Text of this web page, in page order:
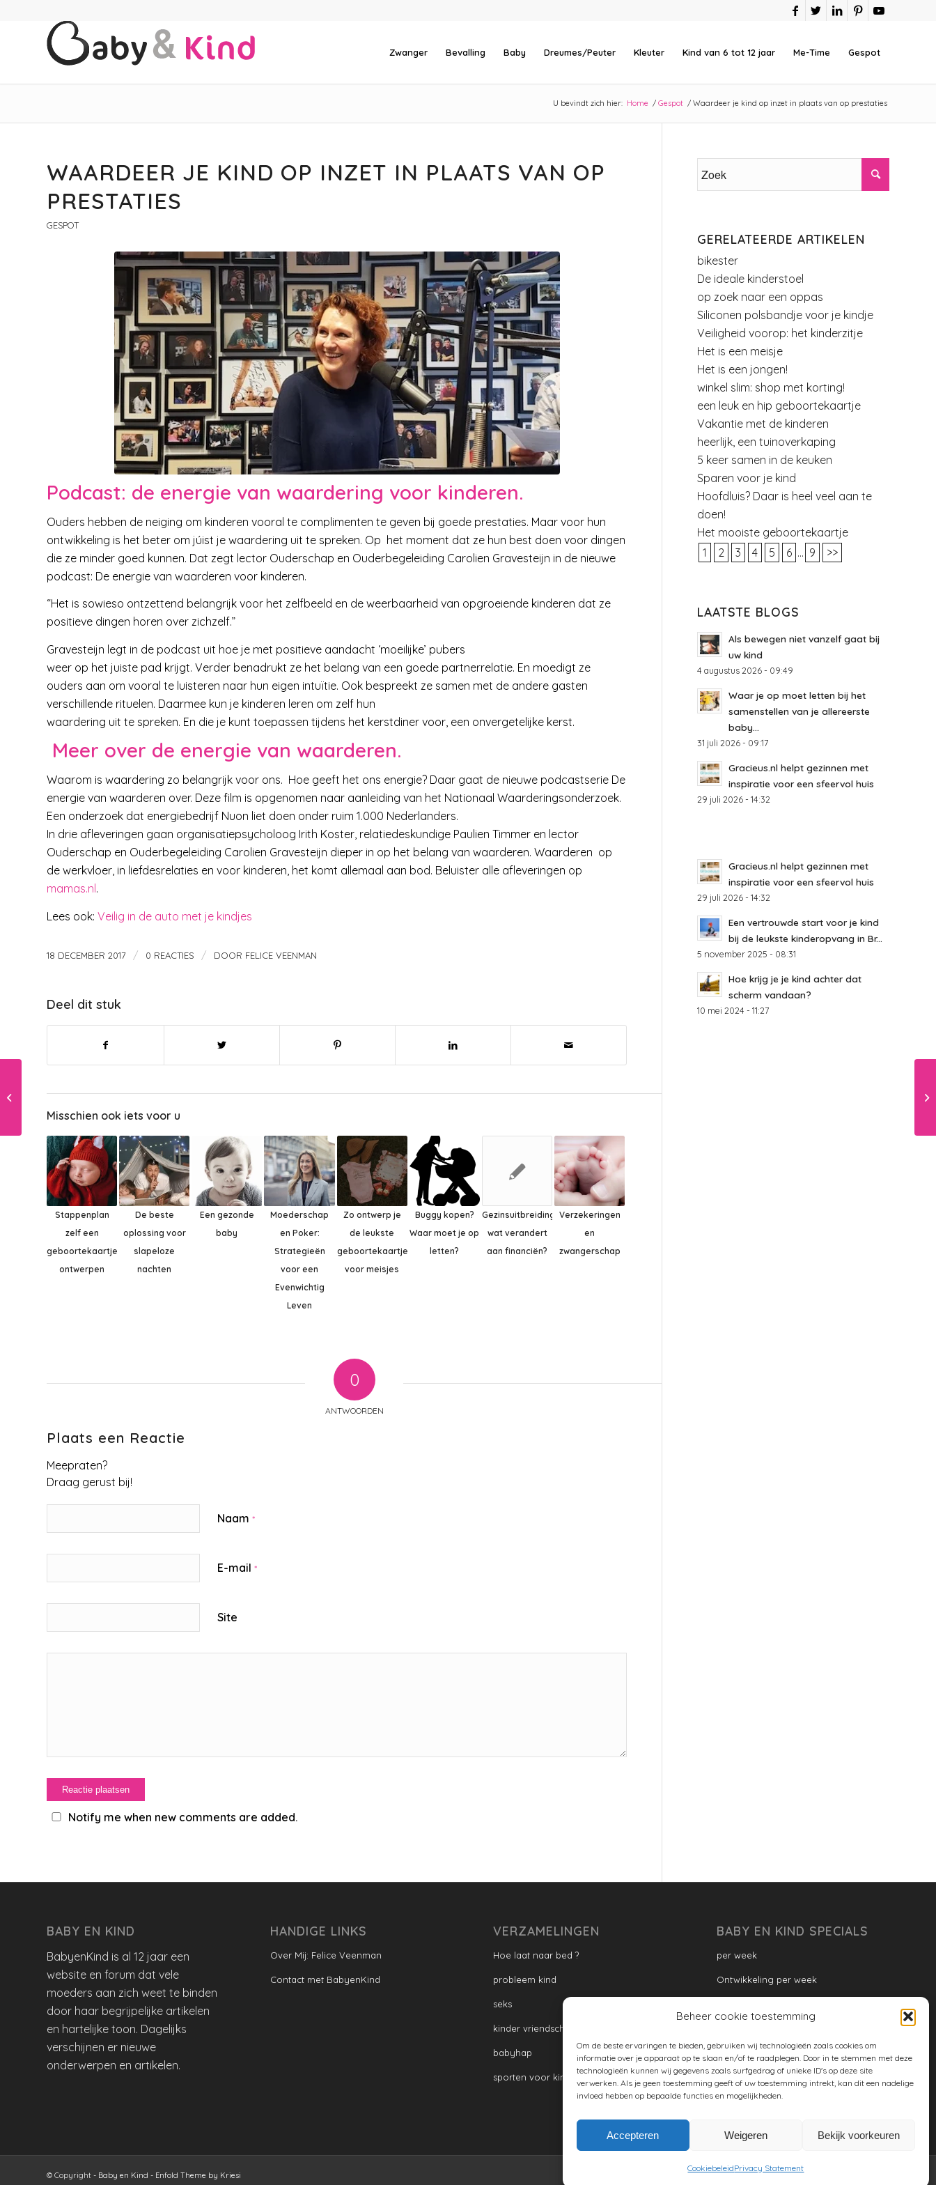
Beheer cookie toestemming
Om de beste ervaringen te bieden, gebruiken wij technologieën zoals cookies om
informatie over je apparaat op te slaan en/of te raadplegen. Door in te stemmen met deze
technologieën kunnen wij gegevens zoals surfgedrag of unieke ID's op deze site
verwerken. Als je geen toestemming geeft of uw toestemming intrekt, kan dit een nadelige
invloed hebben op bepaalde functies en mogelijkheden.
Accepteren Weigeren Bekijk voorkeuren
CookiebeleidPrivacy Statement
Zwanger Bevalling Baby Dreumes/Peuter Kleuter Kind van 6 tot 12 jaar Me-Time Gespot
U bevindt zich hier: Home / Gespot / Waardeer je kind op inzet in plaats van op prestaties
WAARDEER JE KIND OP INZET IN PLAATS VAN OP
PRESTATIES
GESPOT
Podcast: de energie van waardering voor kinderen.
Ouders hebben de neiging om kinderen vooral te complimenten te geven bij goede prestaties. Maar voor hun
ontwikkeling is het beter om júist je waardering uit te spreken. Op het moment dat ze hun best doen voor dingen
die ze minder goed kunnen. Dat zegt lector Ouderschap en Ouderbegeleiding Carolien Gravesteijn in de nieuwe
podcast: De energie van waarderen voor kinderen.
“Het is sowieso ontzettend belangrijk voor het zelfbeeld en de weerbaarheid van opgroeiende kinderen dat ze
positieve dingen horen over zichzelf.”
Gravesteijn legt in de podcast uit hoe je met positieve aandacht ‘moeilijke’ pubers
weer op het juiste pad krijgt. Verder benadrukt ze het belang van een goede partnerrelatie. En moedigt ze
ouders aan om vooral te luisteren naar hun eigen intuïtie. Ook bespreekt ze samen met de andere gasten
verschillende rituelen. Daarmee kun je kinderen leren om zelf hun
waardering uit te spreken. En die je kunt toepassen tijdens het kerstdiner voor, een onvergetelijke kerst.
Meer over de energie van waarderen.
Waarom is waardering zo belangrijk voor ons. Hoe geeft het ons energie? Daar gaat de nieuwe podcastserie De
energie van waarderen over. Deze film is opgenomen naar aanleiding van het Nationaal Waarderingsonderzoek.
Een onderzoek dat energiebedrijf Nuon liet doen onder ruim 1.000 Nederlanders.
In drie afleveringen gaan organisatiepsycholoog Irith Koster, relatiedeskundige Paulien Timmer en lector
Ouderschap en Ouderbegeleiding Carolien Gravesteijn dieper in op het belang van waarderen. Waarderen op
de werkvloer, in liefdesrelaties en voor kinderen, het komt allemaal aan bod. Beluister alle afleveringen op
mamas.nl.
Lees ook: Veilig in de auto met je kindjes
18 DECEMBER 2017 / 0 REACTIES / DOOR FELICE VEENMAN
Deel dit stuk
Misschien ook iets voor u
Stappenplan
zelf een
geboortekaartje
ontwerpen
De beste
oplossing voor
slapeloze
nachten
Een gezonde
baby
Moederschap
en Poker:
Strategieën
voor een
Evenwichtig
Leven
Zo ontwerp je
de leukste
geboortekaartjes
voor meisjes
Buggy kopen?
Waar moet je op
letten?
Gezinsuitbreiding:
wat verandert
aan financiën?
Verzekeringen
en
zwangerschap
0
ANTWOORDEN
Plaats een Reactie
Meepraten?
Draag gerust bij!
Naam *
E-mail *
Site
Notify me when new comments are added.
GERELATEERDE ARTIKELEN
bikester
De ideale kinderstoel
op zoek naar een oppas
Siliconen polsbandje voor je kindje
Veiligheid voorop: het kinderzitje
Het is een meisje
Het is een jongen!
winkel slim: shop met korting!
een leuk en hip geboortekaartje
Vakantie met de kinderen
heerlijk, een tuinoverkaping
5 keer samen in de keuken
Sparen voor je kind
Hoofdluis? Daar is heel veel aan te
doen!
Het mooiste geboortekaartje
1
2 3 4 5 6 ... 9 >>
LAATSTE BLOGS
Als bewegen niet vanzelf gaat bij
uw kind
4 augustus 2026 - 09:49
Waar je op moet letten bij het
samenstellen van je allereerste
baby...
31 juli 2026 - 09:17
Gracieus.nl helpt gezinnen met
inspiratie voor een sfeervol huis
29 juli 2026 - 14:32
Gracieus.nl helpt gezinnen met
inspiratie voor een sfeervol huis
29 juli 2026 - 14:32
Een vertrouwde start voor je kind
bij de leukste kinderopvang in Br...
5 november 2025 - 08:31
Hoe krijg je je kind achter dat
scherm vandaan?
10 mei 2024 - 11:27
BABY EN KIND
BabyenKind is al 12 jaar een
website en forum dat vele
moeders aan zich weet te binden
door haar begrijpelijke artikelen
en hartelijke toon. Dagelijks
verschijnen er nieuwe
onderwerpen en artikelen.
HANDIGE LINKS
Over Mij: Felice Veenman
Contact met BabyenKind
VERZAMELINGEN
Hoe laat naar bed ?
probleem kind
seks
kinder vriendschap
babyhap
sporten voor kinderen
BABY EN KIND SPECIALS
per week
Ontwikkeling per week
Ontwikkeling per maand
ontwikkeling per jaar
Cookiebeleid (EU)
© Copyright - Baby en Kind - Enfold Theme by Kriesi